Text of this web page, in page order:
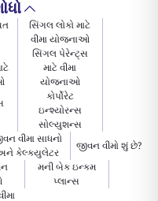
સિંગલ લોકો માટે
વીમા યોજનાઓ
સિંગલ પેરેન્ટ્સ
માટે વીમા
યોજનાઓ
કોર્પોરેટ
ઇન્શ્યોરન્સ
સોલ્યુશન્સ
વીમા સાધનો
કેલ્ક્યુલેટર
જીવન વીમો શું છે?
મની બેક ઇન્કમ
પ્લાન્સ